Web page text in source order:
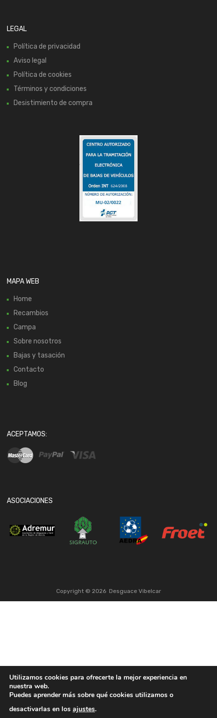
LEGAL
Política de privacidad
Aviso legal
Política de cookies
Términos y condiciones
Desistimiento de compra
MAPA WEB
Home
Recambios
Campa
Sobre nosotros
Bajas y tasación
Contacto
Blog
ACEPTAMOS:
ASOCIACIONES
Copyright © 2026 Desguace Vibelcar
Utilizamos cookies para ofrecerte la mejor experiencia en
nuestra web.
Puedes aprender más sobre qué cookies utilizamos o
desactivarlas en los ajustes.